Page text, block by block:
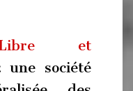
et
une société